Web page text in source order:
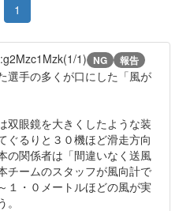
1
1) NG 報告
選手の多くが口にした「風が
双眼鏡を大きくしたような装
ぐるりと３０機ほど滑走方向
の関係者は「間違いなく送風
チームのスタッフが風向計で
１・０メートルほどの風が実